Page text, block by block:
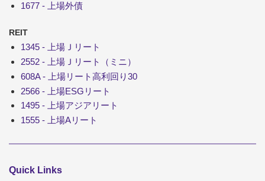
1677 - 上場外債
REIT
1345 - 上場Ｊリート
2552 - 上場Ｊリート（ミニ）
608A - 上場リート高利回り30
2566 - 上場ESGリート
1495 - 上場アジアリート
1555 - 上場Aリート
Quick Links